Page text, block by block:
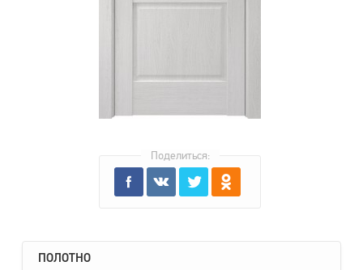
ПОЛОТНО
Поделиться: